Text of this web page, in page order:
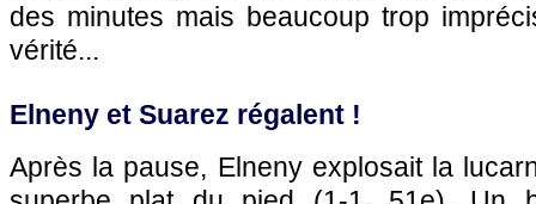
des minutes mais beaucoup trop
vérité...
Elneny et Suarez régalent !
Après la pause, Elneny explosait la